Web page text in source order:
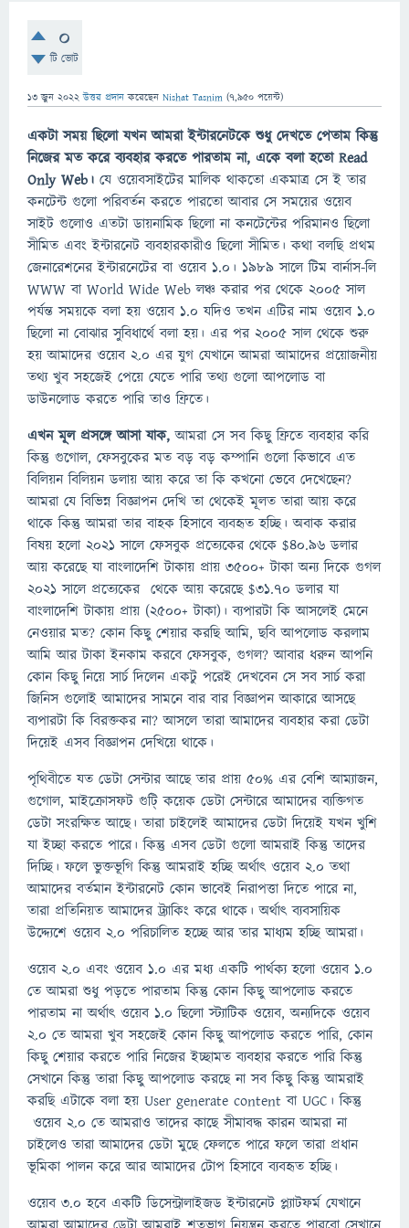
0
টি ভোট
13 জুন 2022 উত্তর প্রদান করেছেন Nishat Tasnim (7,950 পয়েন্ট)
একটা সময় ছিলো যখন আমরা ইন্টারনেটকে শুধু দেখতে পেতাম কিন্তু
নিজের মত করে ব্যবহার করতে পারতাম না, একে বলা হতো Read
Only Web। যে ওয়েবসাইটের মালিক থাকতো একমাত্র সে ই তার
কনটেন্ট গুলো পরিবর্তন করতে পারতো আবার সে সময়ের ওয়েব
সাইট গুলোও এতটা ডায়নামিক ছিলো না কনটেন্টের পরিমানও ছিলো
সীমিত এবং ইন্টারনেট ব্যবহারকারীও ছিলো সীমিত। কথা বলছি প্রথম
জেনারেশনের ইন্টারনেটের বা ওয়েব ১.০। ১৯৮৯ সালে টিম বার্নাস-লি
WWW বা World Wide Web লঞ্চ করার পর থেকে ২০০৫ সাল
পর্যন্ত সময়কে বলা হয় ওয়েব ১.০ যদিও তখন এটির নাম ওয়েব ১.০
ছিলো না বোঝার সুবিধার্থে বলা হয়। এর পর ২০০৫ সাল থেকে শুরু
হয় আমাদের ওয়েব ২.০ এর যুগ যেখানে আমরা আমাদের প্রয়োজনীয়
তথ্য খুব সহজেই পেয়ে যেতে পারি তথ্য গুলো আপলোড বা
ডাউনলোড করতে পারি তাও ফ্রিতে।
এখন মূল প্রসঙ্গে আসা যাক,আমরা সে সব কিছু ফ্রিতে ব্যবহার করি
কিন্তু গুগোল, ফেসবুকের মত বড় বড় কম্পানি গুলো কিভাবে এত
বিলিয়ন বিলিয়ন ডলায় আয় করে তা কি কখনো ভেবে দেখেছেন?
আমরা যে বিভিন্ন বিজ্ঞাপন দেখি তা থেকেই মূলত তারা আয় করে
থাকে কিন্তু আমরা তার বাহক হিসাবে ব্যবহৃত হচ্ছি। অবাক করার
বিষয় হলো ২০২১ সালে ফেসবুক প্রত্যেকের থেকে $৪০.৯৬ ডলার
আয় করেছে যা বাংলাদেশি টাকায় প্রায় ৩৫০০+ টাকা অন্য দিকে গুগল
২০২১ সালে প্রত্যেকের থেকে আয় করেছে $৩১.৭০ ডলার যা
বাংলাদেশি টাকায় প্রায় (২৫০০+ টাকা)। ব্যপারটা কি আসলেই মেনে
নেওয়ার মত? কোন কিছু শেয়ার করছি আমি, ছবি আপলোড করলাম
আমি আর টাকা ইনকাম করবে ফেসবুক, গুগল? আবার ধরুন আপনি
কোন কিছু নিয়ে সার্চ দিলেন একটু পরেই দেখবেন সে সব সার্চ করা
জিনিস গুলোই আমাদের সামনে বার বার বিজ্ঞাপন আকারে আসছে
ব্যপারটা কি বিরক্তকর না? আসলে তারা আমাদের ব্যবহার করা ডেটা
দিয়েই এসব বিজ্ঞাপন দেখিয়ে থাকে।
পৃথিবীতে যত ডেটা সেন্টার আছে তার প্রায় ৫০% এর বেশি আম্যাজন,
গুগোল, মাইক্রোসফট গুটি্ কয়েক ডেটা সেন্টারে আমাদের ব্যক্তিগত
ডেটা সংরক্ষিত আছে। তারা চাইলেই আমাদের ডেটা দিয়েই যখন খুশি
যা ইচ্ছা করতে পারে। কিন্তু এসব ডেটা গুলো আমরাই কিন্তু তাদের
দিচ্ছি। ফলে ভুক্তভূগি কিন্তু আমরাই হচ্ছি অর্থাৎ ওয়েব ২.০ তথা
আমাদের বর্তমান ইন্টারনেট কোন ভাবেই নিরাপত্তা দিতে পারে না,
তারা প্রতিনিয়ত আমাদের ট্র্যাকিং করে থাকে। অর্থাৎ ব্যবসায়িক
উদ্দ্যেশে ওয়েব ২.০ পরিচালিত হচ্ছে আর তার মাধ্যম হচ্ছি আমরা।
ওয়েব ২.০ এবং ওয়েব ১.০ এর মধ্য একটি পার্থক্য হলো ওয়েব ১.০
তে আমরা শুধু পড়তে পারতাম কিন্তু কোন কিছু আপলোড করতে
পারতাম না অর্থাৎ ওয়েব ১.০ ছিলো স্ট্যাটিক ওয়েব, অন্যদিকে ওয়েব
২.০ তে আমরা খুব সহজেই কোন কিছু আপলোড করতে পারি, কোন
কিছু শেয়ার করতে পারি নিজের ইচ্ছামত ব্যবহার করতে পারি কিন্তু
সেখানে কিন্তু তারা কিছু আপলোড করছে না সব কিছু কিন্তু আমরাই
করছি এটাকে বলা হয় User generate content বা UGC। কিন্তু
ওয়েব ২.০ তে আমরাও তাদের কাছে সীমাবদ্ধ কারন আমরা না
চাইলেও তারা আমাদের ডেটা মুছে ফেলতে পারে ফলে তারা প্রধান
ভূমিকা পালন করে আর আমাদের টোপ হিসাবে ব্যবহৃত হচ্ছি।
ওয়েব ৩.০ হবে একটি ডিসেন্ট্রালাইজড ইন্টারনেট প্ল্যাটফর্ম যেখানে